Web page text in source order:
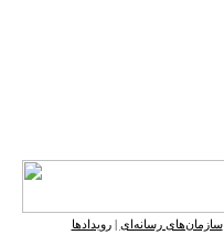
سازمان‌های رسانه‌ای |رویدادها